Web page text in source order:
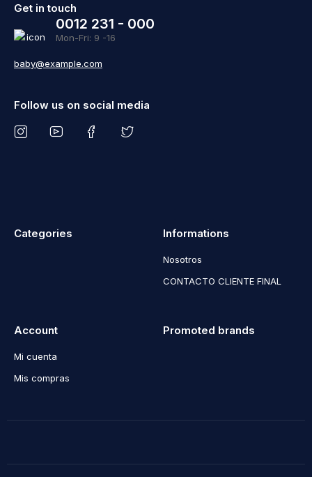
Get in touch
0012 231 - 000
Mon-Fri: 9 -16
baby@example.com
Follow us on social media
Categories Informations
Nosotros
CONTACTO CLIENTE FINAL
Account
Mi cuenta
Mis compras
Promoted brands